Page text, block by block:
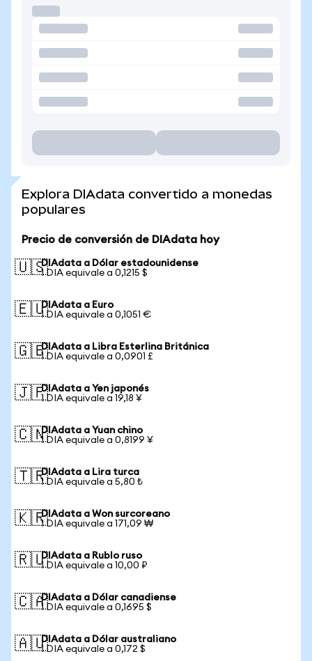
Explora DIAdata convertido a monedas
populares
Precio de conversión de DIAdata hoy
🇺🇸DIAdata a Dólar estadounidense
1 DIA equivale a 0,1215 $
🇪🇺DIAdata a Euro
1 DIA equivale a 0,1051 €
🇬🇧DIAdata a Libra Esterlina Británica
1 DIA equivale a 0,0901 £
🇯🇵DIAdata a Yen japonés
1 DIA equivale a 19,18 ¥
🇨🇳DIAdata a Yuan chino
1 DIA equivale a 0,8199 ¥
🇹🇷DIAdata a Lira turca
1 DIA equivale a 5,80 ₺
🇰🇷DIAdata a Won surcoreano
1 DIA equivale a 171,09 ₩
🇷🇺DIAdata a Rublo ruso
1 DIA equivale a 10,00 ₽
🇨🇦DIAdata a Dólar canadiense
1 DIA equivale a 0,1695 $
🇦🇺DIAdata a Dólar australiano
1 DIA equivale a 0,172 $